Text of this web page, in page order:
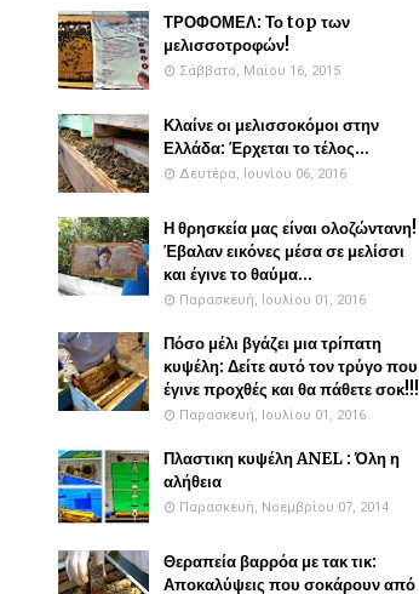
ΤΡΟΦΟΜΕΛ: Το top των
μελισσοτροφών!
Σάββατο, Μαΐου 16, 2015
Κλαίνε οι μελισσοκόμοι στην
Ελλάδα: Έρχεται το τέλος...
Δευτέρα, Ιουνίου 06, 2016
Η θρησκεία μας είναι ολοζώντανη!
Έβαλαν εικόνες μέσα σε μελίσσι
και έγινε το θαύμα...
Παρασκευή, Ιουλίου 01, 2016
Πόσο μέλι βγάζει μια τρίπατη
κυψέλη: Δείτε αυτό τον τρύγο που
έγινε προχθές και θα πάθετε σοκ!!!
Παρασκευή, Ιουλίου 01, 2016
Πλαστικη κυψέλη ANEL : Όλη η
αλήθεια
Παρασκευή, Νοεμβρίου 07, 2014
Θεραπεία βαρρόα με τακ τικ:
Αποκαλύψεις που σοκάρουν από